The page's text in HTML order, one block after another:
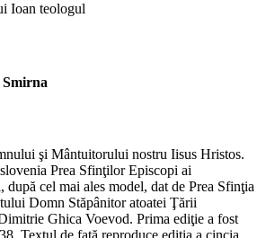
Ioan teologul
Smirna
şi Mântuitorului nostru Iisus Hristos.
Prea Sfinţilor Episcopi ai
cel mai ales model, dat de Prea Sfinţia
Domn Stăpânitor atoatei Ţării
Ghica Voevod. Prima ediţie a fost
Textul de faţă reproduce ediţia a cincia